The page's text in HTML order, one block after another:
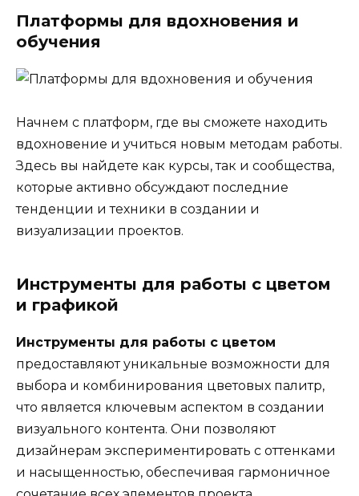
Платформы для вдохновения и
обучения
Начнем с платформ, где вы сможете находить
вдохновение и учиться новым методам работы.
Здесь вы найдете как курсы, так и сообщества,
которые активно обсуждают последние
тенденции и техники в создании и
визуализации проектов.
Инструменты для работы с цветом
и графикой
Инструменты для работы с цветом
предоставляют уникальные возможности для
выбора и комбинирования цветовых палитр,
что является ключевым аспектом в создании
визуального контента. Они позволяют
дизайнерам экспериментировать с оттенками
и насыщенностью, обеспечивая гармоничное